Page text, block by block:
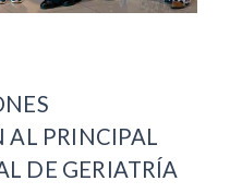
AL PRINCIPAL
DE GERIATRÍA